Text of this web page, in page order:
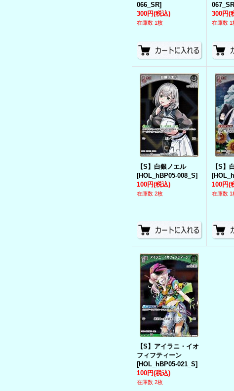
066_SR]
300円(税込)
在庫数 1枚
300円(
在庫数 1
【S】白銀ノエル
[HOL_hBP05-008_S]
100円(税込)
在庫数 2枚
【S】
[
100円(
在庫数 1
【S】アイラニ・イオ
フィフティーン
[HOL_hBP05-021_S]
100円(税込)
在庫数 2枚